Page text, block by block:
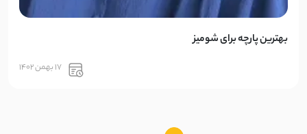
بهترین پارچه برای شومیز
17 بهمن 1402